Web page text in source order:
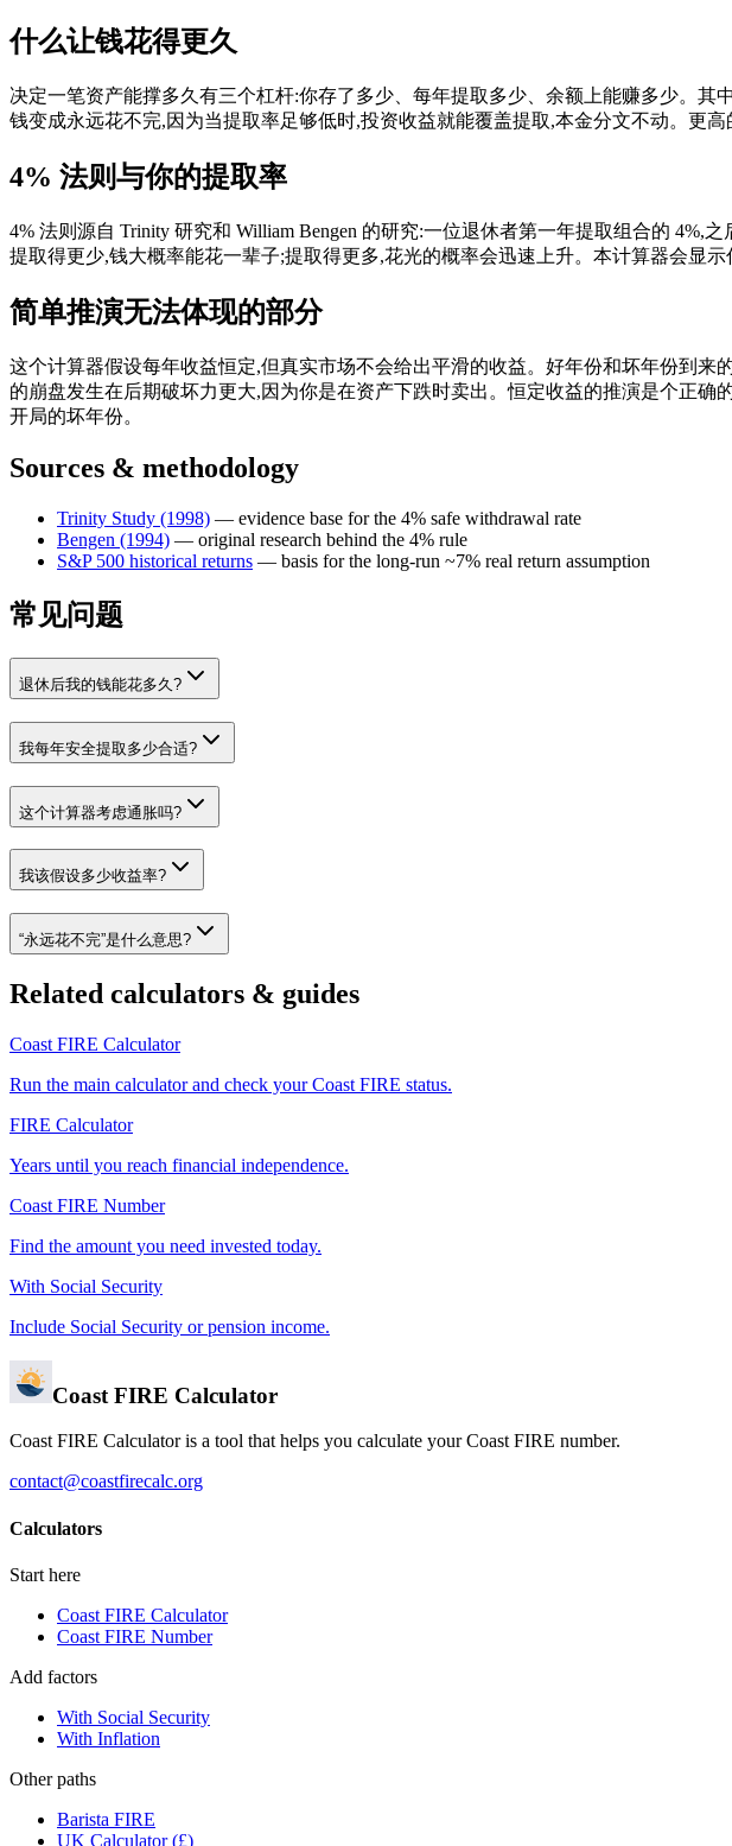
什么让钱花得更久
决定一笔资产能撑多久有三个杠杆:你存了多少、每年提取多少、余额上能赚多少。
钱变成永远花不完,因为当提取率足够低时,投资收益就能覆盖提取,本金分文不动。更
4% 法则与你的提取率
4% 法则源自 Trinity 研究和 William Bengen 的研究:一位退休者第一年提取组合的 4%,
提取得更少,钱大概率能花一辈子;提取得更多,花光的概率会迅速上升。本计算器会显
简单推演无法体现的部分
这个计算器假设每年收益恒定,但真实市场不会给出平滑的收益。好年份和坏年份
的崩盘发生在后期破坏力更大,因为你是在资产下跌时卖出。恒定收益的推演是个
开局的坏年份。
Sources & methodology
Trinity Study (1998) — evidence base for the 4% safe withdrawal rate
Bengen (1994) — original research behind the 4% rule
S&P 500 historical returns — basis for the long-run ~7% real return assumption
常见问题
退休后我的钱能花多久?
我每年安全提取多少合适?
这个计算器考虑通胀吗?
我该假设多少收益率?
“永远花不完”是什么意思?
Related calculators & guides
Coast FIRE Calculator
Run the main calculator and check your Coast FIRE status.
FIRE Calculator
Years until you reach financial independence.
Coast FIRE Number
Find the amount you need invested today.
With Social Security
Include Social Security or pension income.
Coast FIRE Calculator
Coast FIRE Calculator is a tool that helps you calculate your Coast FIRE number.
contact@coastfirecalc.org
Calculators
Start here
Coast FIRE Calculator
Coast FIRE Number
Add factors
With Social Security
With Inflation
Other paths
Barista FIRE
UK Calculator (£)